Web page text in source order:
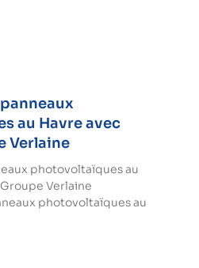
au Havre avec
Verlaine
photovoltaïques au
Verlaine
photovoltaïques au